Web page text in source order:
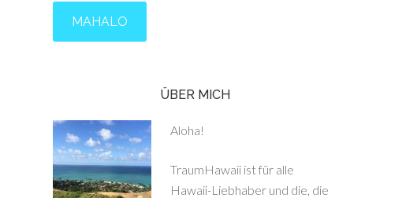
ÜBER MICH
Aloha!
TraumHawaii ist für alle
Hawaii-Liebhaber und die, die